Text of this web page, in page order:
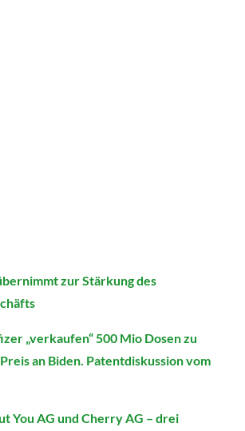
zur Stärkung des
„verkaufen“ 500 Mio Dosen zu
an Biden. Patentdiskussion vom
You AG und Cherry AG – drei